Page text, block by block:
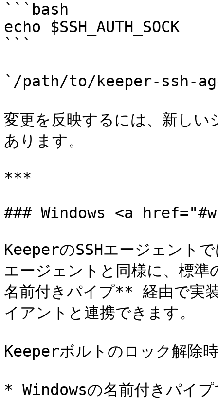
```bash
echo $SSH_AUTH_SOCK
```
`/path/to/keeper-ssh-
変更を反映するには、新し
あります。
***
### Windows <a
KeeperのSSHエージェント
エージェントと同様に、
名前付きパイプ** 経由で実
イアントと連携できます。
Keeperボルトのロック解除
* Windowsの名前付きパイプ